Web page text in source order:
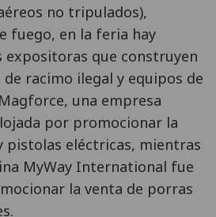
no tripulados),
fuego, en la feria hay
expositoras que construyen
racimo ilegal y equipos de
una empresa
por promocionar la
pistolas eléctricas, mientras
MyWay International fue
la venta de porras